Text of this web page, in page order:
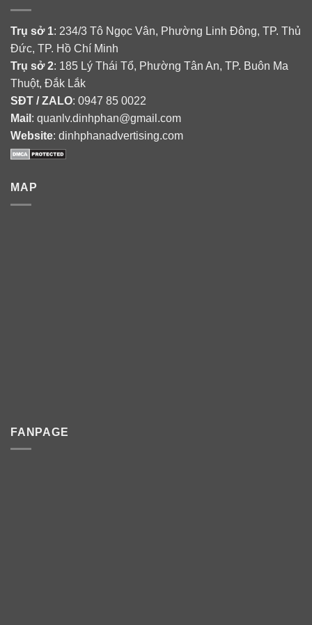
Trụ sở 1: 234/3 Tô Ngọc Vân, Phường Linh Đông, TP. Thủ
Đức, TP. Hồ Chí Minh
Trụ sở 2: 185 Lý Thái Tổ, Phường Tân An, TP. Buôn Ma
Thuột, Đắk Lắk
SĐT / ZALO: 0947 85 0022
Mail : quanlv.dinhphan@gmail.com
Website: dinhphanadvertising.com
MAP
FANPAGE